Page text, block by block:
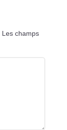
Les champs